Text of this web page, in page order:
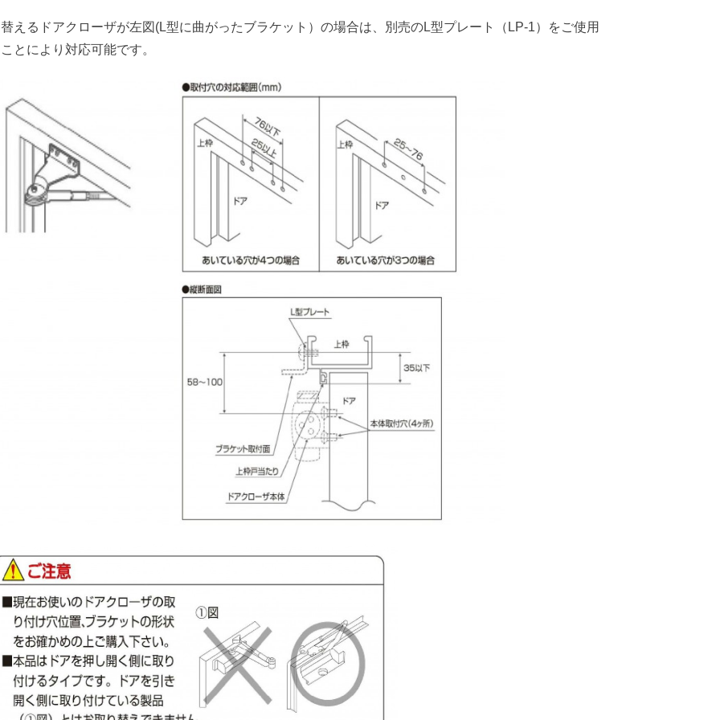
えるドアクローザが左図(L型に曲がったブラケット）の場合は、別売のL型プレート（LP-1）をご使用
とにより対応可能です。